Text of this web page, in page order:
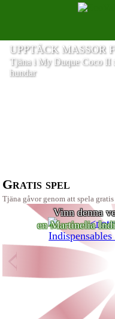
UPPTÄCK MASSOR
Tjäna i My Duque Coco II
hundar
och SvampBob PC-
Gratis spel
Tjäna gåvor genom att spela
Vinn denna
en Martinelia